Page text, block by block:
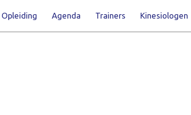
Opleiding Agenda Trainers Kinesiologen